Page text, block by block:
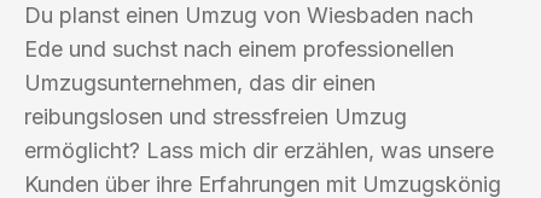
Du planst einen Umzug von Wiesbaden nach
Ede und suchst nach einem professionellen
Umzugsunternehmen, das dir einen
reibungslosen und stressfreien Umzug
ermöglicht? Lass mich dir erzählen, was unsere
Kunden über ihre Erfahrungen mit Umzugskönig